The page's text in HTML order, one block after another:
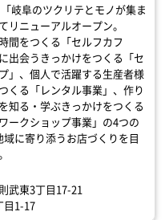
岐阜のツクリテとモノが集ま
リニューアルオープン。
間をつくる「セルフカフ
出会うきっかけをつくる「セ
」、個人で活躍する生産者様
くる「レンタル事業」、作り
知る・学ぶきっかけをつくる
ークショップ事業」の4つの
域に寄り添うお店づくりを目
武東3丁目17-21
目1-17